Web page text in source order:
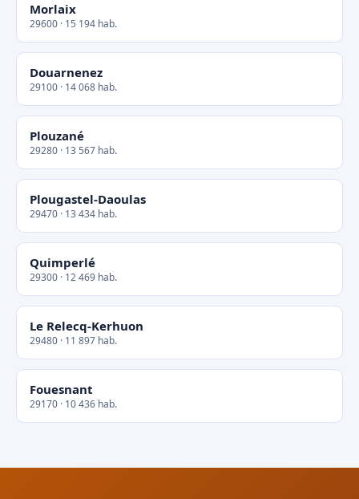
Morlaix
29600 · 15 194 hab.
Douarnenez
29100 · 14 068 hab.
Plouzané
29280 · 13 567 hab.
Plougastel-Daoulas
29470 · 13 434 hab.
Quimperlé
29300 · 12 469 hab.
Le Relecq-Kerhuon
29480 · 11 897 hab.
Fouesnant
29170 · 10 436 hab.